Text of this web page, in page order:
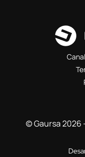
© Gaursa 2026